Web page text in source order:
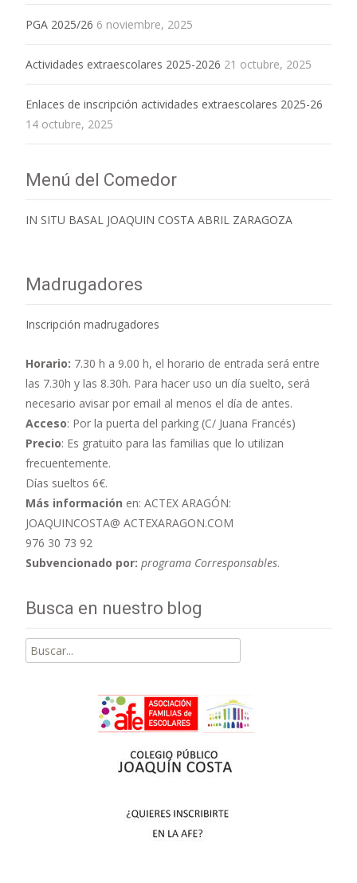
PGA 2025/26 6 noviembre, 2025
Actividades extraescolares 2025-2026 21 octubre, 2025
Enlaces de inscripción actividades extraescolares 2025-26
14 octubre, 2025
Menú del Comedor
IN SITU BASAL JOAQUIN COSTA ABRIL ZARAGOZA
Madrugadores
Inscripción madrugadores
Horario: 7.30 h a 9.00 h, el horario de entrada será entre
las 7.30h y las 8.30h. Para hacer uso un día suelto, será
necesario avisar por email al menos el día de antes.
Acceso: Por la puerta del parking (C/ Juana Francés)
Precio: Es gratuito para las familias que lo utilizan
frecuentemente.
Días sueltos 6€.
Más información en: ACTEX ARAGÓN:
JOAQUINCOSTA@ ACTEXARAGON.COM
976 30 73 92
Subvencionado por: programa Corresponsables.
Busca en nuestro blog
Buscar
por: